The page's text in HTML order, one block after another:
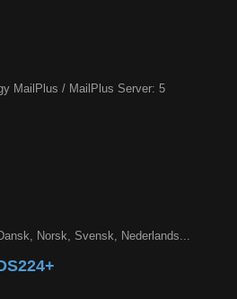
MailPlus / MailPlus Server: 5
Norsk, Svensk, Nederlands...